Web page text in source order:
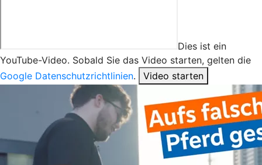
Dies ist ein
YouTube-Video. Sobald Sie das Video starten, gelten die
Google Datenschutzrichtlinien. Video starten